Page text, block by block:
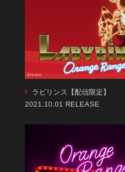
ラビリンス【配信限定】
2021.10.01 RELEASE